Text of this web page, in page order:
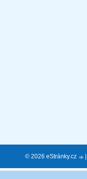
© 2026 eStránky.cz